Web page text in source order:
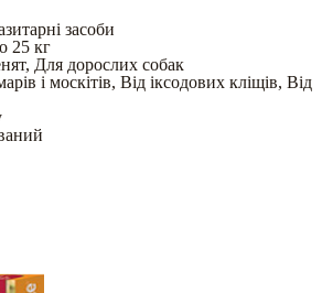
засоби
25 кг
, Для дорослих собак
і москітів, Від іксодових кліщів, Від